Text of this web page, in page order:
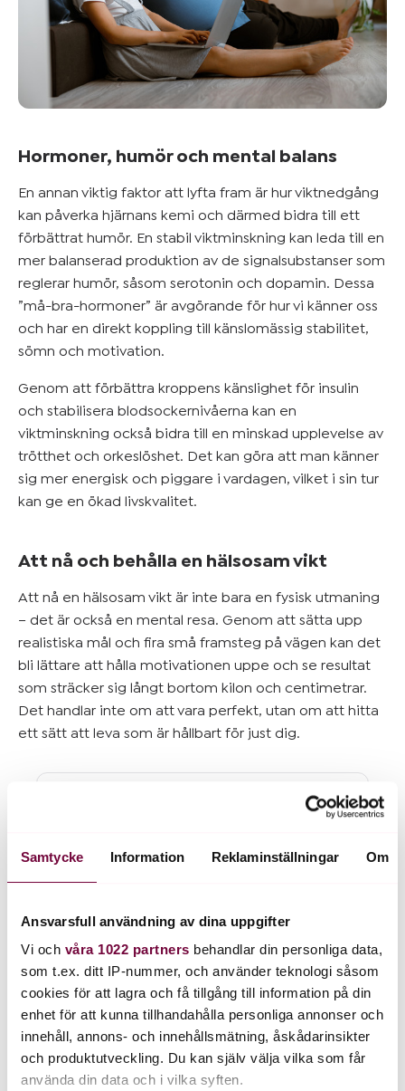
Samtycke Information Reklaminställningar Om
Ansvarsfull användning av dina uppgifter
Vi och våra 1022 partners behandlar din personliga data,
som t.ex. ditt IP-nummer, och använder teknologi såsom
cookies för att lagra och få tillgång till information på din
enhet för att kunna tillhandahålla personliga annonser och
innehåll, annons- och innehållsmätning, åskådarinsikter
och produktutveckling. Du kan själv välja vilka som får
använda din data och i vilka syften.
Hormoner, humör och mental balans
En annan viktig faktor att lyfta fram är hur viktnedgång
kan påverka hjärnans kemi och därmed bidra till ett
förbättrat humör. En stabil viktminskning kan leda till en
mer balanserad produktion av de signalsubstanser som
reglerar humör, såsom serotonin och dopamin. Dessa
”må-bra-hormoner” är avgörande för hur vi känner oss
och har en direkt koppling till känslomässig stabilitet,
sömn och motivation.
Genom att förbättra kroppens känslighet för insulin
och stabilisera blodsockernivåerna kan en
viktminskning också bidra till en minskad upplevelse av
trötthet och orkeslöshet. Det kan göra att man känner
sig mer energisk och piggare i vardagen, vilket i sin tur
kan ge en ökad livskvalitet.
Att nå och behålla en hälsosam vikt
Att nå en hälsosam vikt är inte bara en fysisk utmaning
– det är också en mental resa. Genom att sätta upp
realistiska mål och fira små framsteg på vägen kan det
bli lättare att hålla motivationen uppe och se resultat
som sträcker sig långt bortom kilon och centimetrar.
Det handlar inte om att vara perfekt, utan om att hitta
ett sätt att leva som är hållbart för just dig.
Svara på några enkla frågor och
se hur vi kan hjälpa dig. Det tar
cirka 2 minuter och du får svar
Svara nu
4,7 av 5
Över30 000patienter i behandling